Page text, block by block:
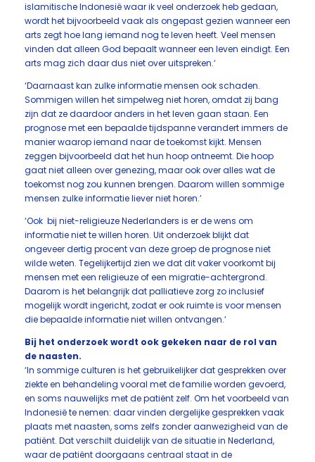
islamitische Indonesië waar ik veel onderzoek heb gedaan,
wordt het bijvoorbeeld vaak als ongepast gezien wanneer een
arts zegt hoe lang iemand nog te leven heeft. Veel mensen
vinden dat alleen God bepaalt wanneer een leven eindigt. Een
arts mag zich daar dus niet over uitspreken.‘
‘Daarnaast kan zulke informatie mensen ook schaden.
Sommigen willen het simpelweg niet horen, omdat zij bang
zijn dat ze daardoor anders in het leven gaan staan. Een
prognose met een bepaalde tijdspanne verandert immers de
manier waarop iemand naar de toekomst kijkt. Mensen
zeggen bijvoorbeeld dat het hun hoop ontneemt. Die hoop
gaat niet alleen over genezing, maar ook over alles wat de
toekomst nog zou kunnen brengen. Daarom willen sommige
mensen zulke informatie liever niet horen.’
‘Ook bij niet-religieuze Nederlanders is er de wens om
informatie niet te willen horen. Uit onderzoek blijkt dat
ongeveer dertig procent van deze groep de prognose niet
wilde weten. Tegelijkertijd zien we dat dit vaker voorkomt bij
mensen met een religieuze of een migratie-achtergrond.
Daarom is het belangrijk dat palliatieve zorg zo inclusief
mogelijk wordt ingericht, zodat er ook ruimte is voor mensen
die bepaalde informatie niet willen ontvangen.’
Bij het onderzoek wordt ook gekeken naar de rol van
de naasten.
‘In sommige culturen is het gebruikelijker dat gesprekken over
ziekte en behandeling vooral met de familie worden gevoerd,
en soms nauwelijks met de patiënt zelf. Om het voorbeeld van
Indonesië te nemen: daar vinden dergelijke gesprekken vaak
plaats met naasten, soms zelfs zonder aanwezigheid van de
patiënt. Dat verschilt duidelijk van de situatie in Nederland,
waar de patiënt doorgaans centraal staat in de